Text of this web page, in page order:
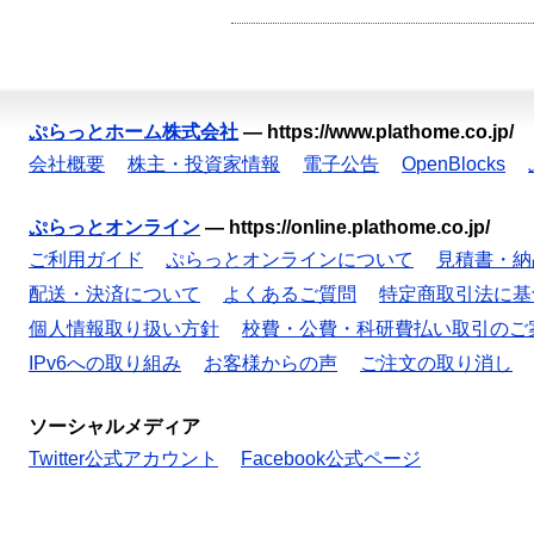
ぷらっとホーム株式会社 — https://www.plathome.co.jp/
会社概要
株主・投資家情報 電子公告 OpenBlocks
ぷらっとオンライン — https://online.plathome.co.jp/
ご利用ガイド
ぷらっとオンラインについて
見積書・
配送・決済について
よくあるご質問
特定商取引法に
個人情報取り扱い方針
校費・公費・科研費払い取引のご
IPv6への取り組み
お客様からの声 ご注文の取り消し
ソーシャルメディア
Twitter公式アカウント
Facebook公式ページ